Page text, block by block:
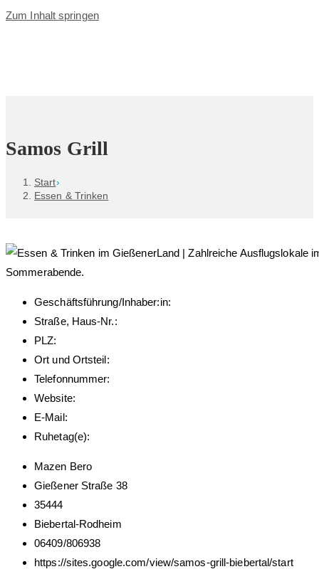
Zum Inhalt springen
Samos Grill
Start›
Essen & Trinken
Geschäftsführung/Inhaber:in:
Straße, Haus-Nr.:
PLZ:
Ort und Ortsteil:
Telefonnummer:
Website:
E-Mail:
Ruhetag(e):
Mazen Bero
Gießener Straße 38
35444
Biebertal-Rodheim
06409/806938
https://sites.google.com/view/samos-grill-biebertal/start